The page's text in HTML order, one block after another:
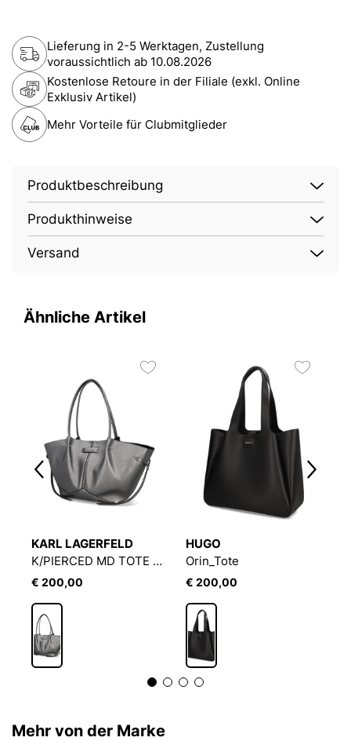
Lieferung in 2-5 Werktagen, Zustellung
voraussichtlich ab 10.08.2026
Kostenlose Retoure in der Filiale (exkl. Online
Exklusiv Artikel)
Mehr Vorteile für Clubmitglieder
Produktbeschreibung
Produkthinweise
Versand
Ähnliche Artikel
KARL LAGERFELD
K/PIERCED MD TOTE METALLIC
€ 200,00
HUGO
Orin_Tote
€ 200,00
Mehr von der Marke